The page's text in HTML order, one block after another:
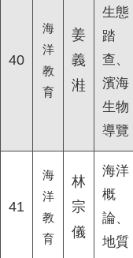
40
海
洋
教
育
姜
義
溎
生態
踏
查、
濱海
生物
導覽
41
海
洋
教
育
林
宗
儀
海洋
概
論、
地質